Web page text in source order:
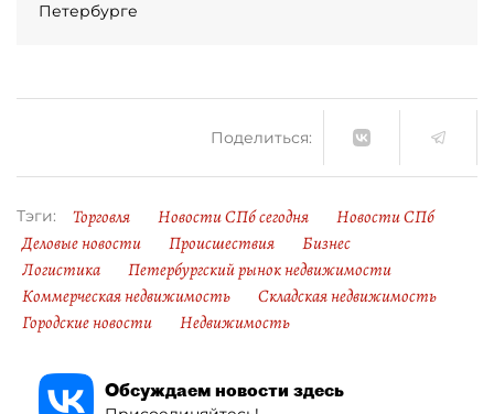
Петербурге
Поделиться:
Тэги: Торговля Новости СПб сегодня
Новости СПб
Деловые новости
Происшествия
Бизнес
Логистика
Петербургский рынок недвижимости
Коммерческая недвижимость
Складская недвижимость
Городские новости
Недвижимость
Обсуждаем новости здесь